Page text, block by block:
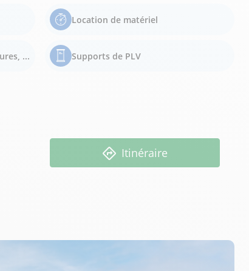
Location de matériel
... Supports de PLV
Itinéraire